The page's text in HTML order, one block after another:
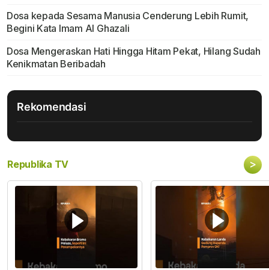
Dosa kepada Sesama Manusia Cenderung Lebih Rumit,
Begini Kata Imam Al Ghazali
Dosa Mengeraskan Hati Hingga Hitam Pekat, Hilang Sudah
Kenikmatan Beribadah
Rekomendasi
Republika TV >